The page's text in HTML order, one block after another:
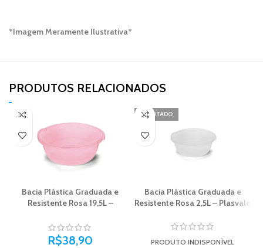
*Imagem Meramente Ilustrativa*
PRODUTOS RELACIONADOS​
Bacia Plástica Graduada e
Resistente Rosa 19,5L –
R$38,90
ESGOTADO
Bacia Plástica Graduada e
Resistente Rosa 2,5L – Plasvale
PRODUTO INDISPONÍVEL